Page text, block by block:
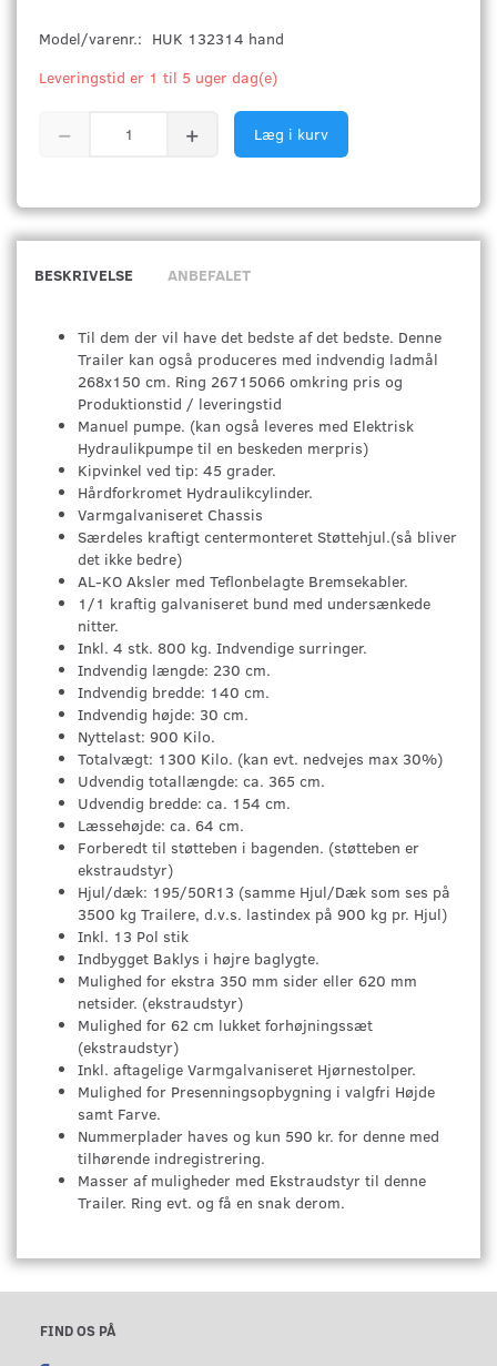
Model/varenr.: HUK 132314 hand
Leveringstid er 1 til 5 uger dag(e)
Læg i kurv
BESKRIVELSE ANBEFALET
Til dem der vil have det bedste af det bedste. Denne
Trailer kan også produceres med indvendig ladmål
268x150 cm. Ring 26715066 omkring pris og
Produktionstid / leveringstid
Manuel pumpe. (kan også leveres med Elektrisk
Hydraulikpumpe til en beskeden merpris)
Kipvinkel ved tip: 45 grader.
Hårdforkromet Hydraulikcylinder.
Varmgalvaniseret Chassis
Særdeles kraftigt centermonteret Støttehjul.(så bliver
det ikke bedre)
AL-KO Aksler med Teflonbelagte Bremsekabler.
1/1 kraftig galvaniseret bund med undersænkede
nitter.
Inkl. 4 stk. 800 kg. Indvendige surringer.
Indvendig længde: 230 cm.
Indvendig bredde: 140 cm.
Indvendig højde: 30 cm.
Nyttelast: 900 Kilo.
Totalvægt: 1300 Kilo. (kan evt. nedvejes max 30%)
Udvendig totallængde: ca. 365 cm.
Udvendig bredde: ca. 154 cm.
Læssehøjde: ca. 64 cm.
Forberedt til støtteben i bagenden. (støtteben er
ekstraudstyr)
Hjul/dæk: 195/50R13 (samme Hjul/Dæk som ses på
3500 kg Trailere, d.v.s. lastindex på 900 kg pr. Hjul)
Inkl. 13 Pol stik
Indbygget Baklys i højre baglygte.
Mulighed for ekstra 350 mm sider eller 620 mm
netsider. (ekstraudstyr)
Mulighed for 62 cm lukket forhøjningssæt
(ekstraudstyr)
Inkl. aftagelige Varmgalvaniseret Hjørnestolper.
Mulighed for Presenningsopbygning i valgfri Højde
samt Farve.
Nummerplader haves og kun 590 kr. for denne med
tilhørende indregistrering.
Masser af muligheder med Ekstraudstyr til denne
Trailer. Ring evt. og få en snak derom.
FIND OS PÅ